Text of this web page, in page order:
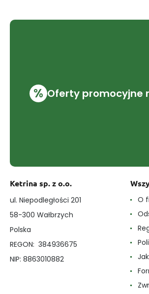
% Oferty promocyjne
Ketrina sp. z o.o.
ul. Niepodległości 201
58-300 Wałbrzych
Polska
REGON: 384936675
NIP: 8863010882
O